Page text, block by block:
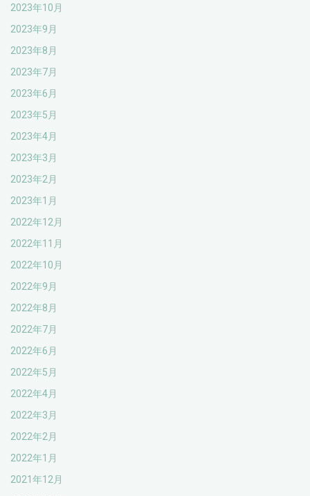
2023年10月
2023年9月
2023年8月
2023年7月
2023年6月
2023年5月
2023年4月
2023年3月
2023年2月
2023年1月
2022年12月
2022年11月
2022年10月
2022年9月
2022年8月
2022年7月
2022年6月
2022年5月
2022年4月
2022年3月
2022年2月
2022年1月
2021年12月